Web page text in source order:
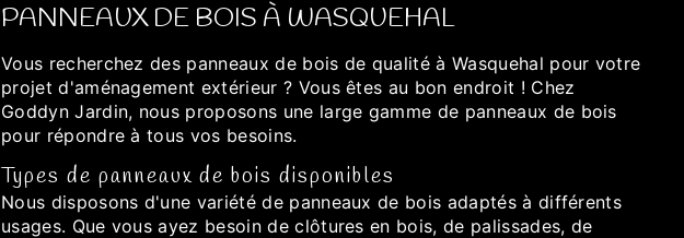
PANNEAUX DE BOIS À WASQUEHAL
Vous recherchez des panneaux de bois de qualité à Wasquehal pour votre
projet d'aménagement extérieur ? Vous êtes au bon endroit ! Chez
Goddyn Jardin, nous proposons une large gamme de panneaux de bois
pour répondre à tous vos besoins.
Types de panneaux de bois disponibles
Nous disposons d'une variété de panneaux de bois adaptés à différents
usages. Que vous ayez besoin de clôtures en bois, de palissades, de